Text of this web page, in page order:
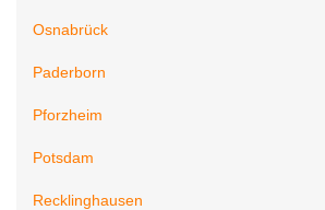
Osnabrück
Paderborn
Pforzheim
Potsdam
Recklinghausen